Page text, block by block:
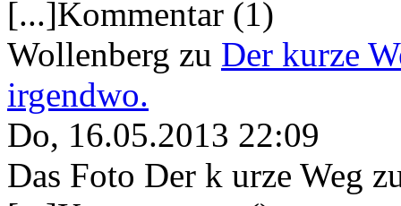
[...]Kommentar (1)
Wollenberg zu Der kurze
irgendwo.
Do, 16.05.2013 22:09
Das Foto Der k urze Weg